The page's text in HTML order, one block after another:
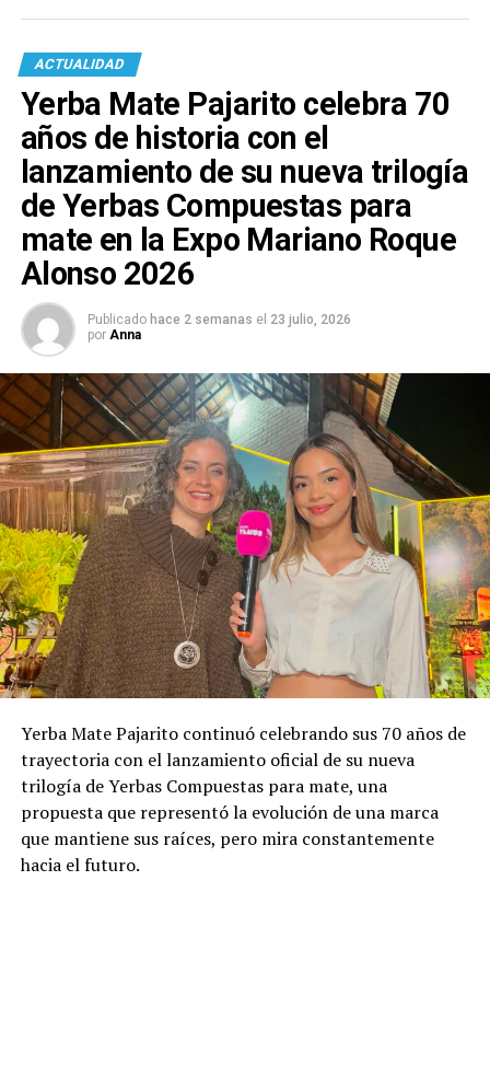
ACTUALIDAD
Yerba Mate Pajarito celebra 70
años de historia con el
lanzamiento de su nueva trilogía
de Yerbas Compuestas para
mate en la Expo Mariano Roque
Alonso 2026
Publicado hace 2 semanas el 23 julio, 2026
por Anna
Yerba Mate Pajarito continuó celebrando sus 70 años de
trayectoria con el lanzamiento oficial de su nueva
trilogía de Yerbas Compuestas para mate, una
propuesta que representó la evolución de una marca
que mantiene sus raíces, pero mira constantemente
hacia el futuro.